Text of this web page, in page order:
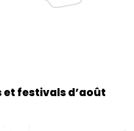
et festivals d’août